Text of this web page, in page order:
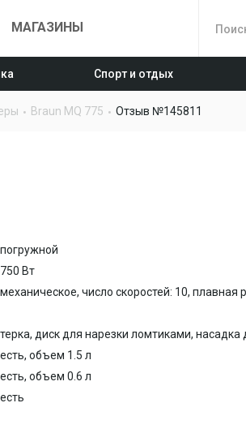
МАГАЗИНЫ
Спорт и отдых
Braun MQ 775 Отзыв №145811
погружной
750 Вт
механическое, число скоростей: 10, плавная
терка, диск для нарезки ломтиками,
есть, объем 1.5 л
есть, объем 0.6 л
есть